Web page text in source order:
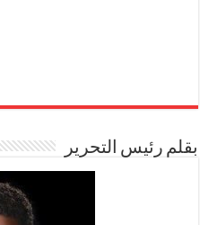
بقلم رئيس التحرير